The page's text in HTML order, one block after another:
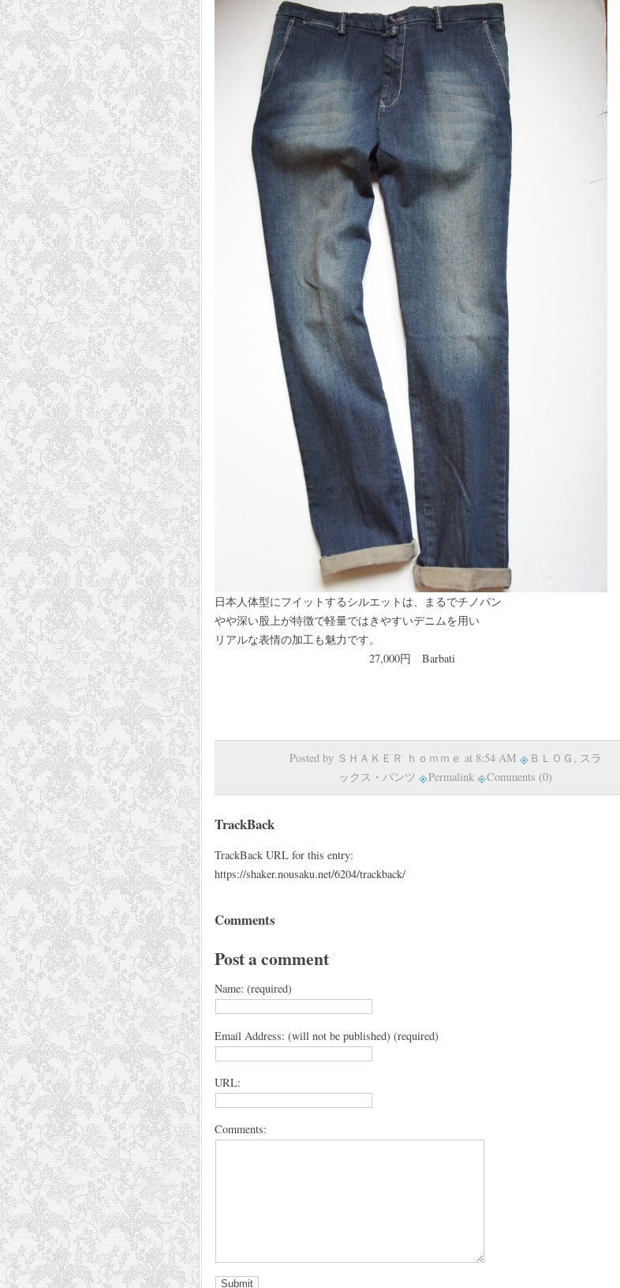
日本人体型にフイットするシルエットは、まるでチノパン
やや深い股上が特徴で軽量ではきやすいデニムを用い
リアルな表情の加工も魅力です。
27,000円 Barbati
Posted by ＳＨＡＫＥＲ ｈｏｍｍｅ at 8:54 AM ＢＬＯＧ , スラ
ックス・パンツ
Permalink Comments (0)
TrackBack
TrackBack URL for this entry:
https://shaker.nousaku.net/6204/trackback/
Comments
Post a comment
Name: (required)
Email Address: (will not be published) (required)
URL:
Comments: